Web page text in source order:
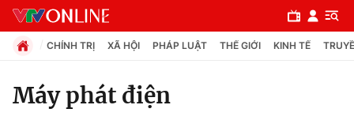
CHÍNH TRỊ XÃ HỘI PHÁP LUẬT THẾ GIỚI KINH TẾ
Máy phát điện